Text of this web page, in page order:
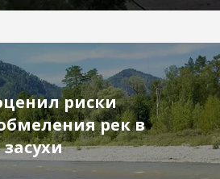
риски
рек в